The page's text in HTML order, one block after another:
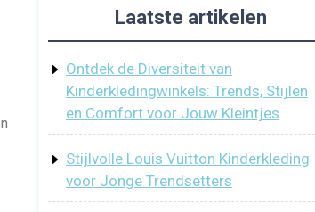
Laatste artikelen
Ontdek de Diversiteit van
Kinderkledingwinkels: Trends, Stijlen
en Comfort voor Jouw Kleintjes
Stijlvolle Louis Vuitton Kinderkleding
voor Jonge Trendsetters